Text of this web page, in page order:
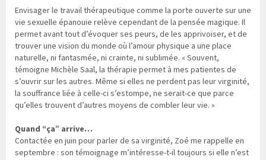
Envisager le travail thérapeutique comme la porte ouverte sur une
vie sexuelle épanouie relève cependant de la pensée magique. Il
permet avant tout d’évoquer ses peurs, de les apprivoiser, et de
trouver une vision du monde où l’amour physique a une place
naturelle, ni fantasmée, ni crainte, ni sublimée. « Souvent,
témoigne Michèle Saal, la thérapie permet à mes patientes de
s’ouvrir sur les autres. Même si elles ne perdent pas leur virginité,
la souffrance liée à celle-ci s’estompe, ne serait-ce que parce
qu’elles trouvent d’autres moyens de combler leur vie. »
Quand “ça” arrive…
Contactée en juin pour parler de sa virginité, Zoé me rappelle en
septembre : son témoignage m’intéresse-t-il toujours si elle n’est